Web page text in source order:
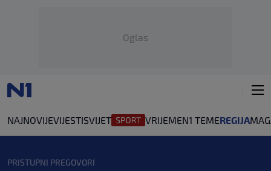
Oglas
NAJNOVIJEVIJESTISVIJET VRIJEMEN1 TEMEREGIJA
PRISTUPNI PREGOVORI